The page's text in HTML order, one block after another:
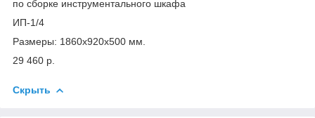
по сборке инструментального шкафа
ИП-1/4
Размеры: 1860х920х500 мм.
29 460 р.
Скрыть